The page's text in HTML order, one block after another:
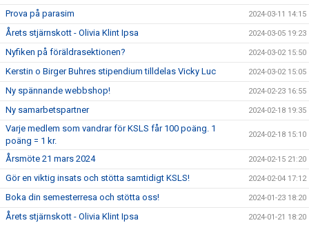
Prova på parasim 2024-03-11 14:15
Årets stjärnskott - Olivia Klint Ipsa 2024-03-05 19:23
Nyfiken på föräldrasektionen? 2024-03-02 15:50
Kerstin o Birger Buhres stipendium tilldelas Vicky Luc 2024-03-02 15:05
Ny spännande webbshop! 2024-02-23 16:55
Ny samarbetspartner 2024-02-18 19:35
Varje medlem som vandrar för KSLS får 100 poäng. 1
poäng = 1 kr.
2024-02-18 15:10
Årsmöte 21 mars 2024 2024-02-15 21:20
Gör en viktig insats och stötta samtidigt KSLS! 2024-02-04 17:12
Boka din semesterresa och stötta oss! 2024-01-23 18:20
Årets stjärnskott - Olivia Klint Ipsa 2024-01-21 18:20